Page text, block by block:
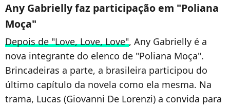
Any Gabrielly faz participação em "Poliana
Moça"
Depois de "Love, Love, Love", Any Gabrielly é a
nova integrante do elenco de "Poliana Moça".
Brincadeiras a parte, a brasileira participou do
último capítulo da novela como ela mesma. Na
trama, Lucas (Giovanni De Lorenzi) a convida para